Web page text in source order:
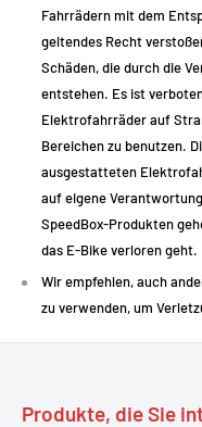
Keine sichtbaren
Speziell für Bafang-
Kompaktes und leichtes
🔧Technische
Spezifikation
Detail
Art des Produkts
E-
Modell
Installation
Fahrrädern mit dem
geltendes Recht
Schäden, die durch die
entstehen. Es ist
Elektrofahrräder auf
Bereichen zu benutzen.
ausgestatteten
auf eigene
SpeedBox-Produkten
das E-Bike verloren geht.
Wir empfehlen, auch
zu verwenden, um
Produkte, die Sie